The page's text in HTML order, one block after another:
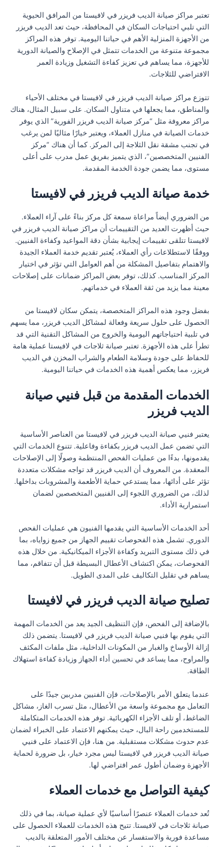
تعتبر مراكز صيانة الديب فريزر في لافيستا من المرافق الحيوية
التي تلبي احتياجات السكان في المحافظة، حيث تعد الديب فريزر
من الأجهزة المنزلية الأهم في حياتنا اليومية. توفر هذه المراكز
مجموعة متنوعة من الخدمات تتمثل في الإصلاح والصيانة الدورية
للأجهزة، مما يساهم في تعزيز كفاءة التشغيل وزيادة العمر
الافتراضي للثلاجات.
تتوزع مراكز صيانة الديب فريزر في لافيستا في مختلف الأحياء
والمناطق، مما يجعلها في متناول السكان. على سبيل المثال، هناك
مراكز معروفة مثل “مركز صيانة الديب فريزر الفورية” الذي يوفر
خدمات الصيانة في منازل العملاء، ويعتبر خيارًا مثاليًا لمن يرغب
في تجنب مشقة نقل الثلاجة إلى المركز. كما أن هناك “مركز
الفنيين المتخصصين”، الذي يتميز بفريق عمل مدرب على أعلى
مستوى، مما يضمن جودة الخدمة المقدمة.
خدمة صيانة الديب فريزر في لافيستا
من الضروري أيضاً مراعاة سمعة كل مركز بناءً على آراء العملاء.
حيث أظهرت العديد من التقييمات أن مراكز صيانة الديب فريزر في
لافيستا تتلقى تقييمات إيجابية بشأن دقة المواعيد وكفاءة الفنيين.
ووفقًا لاستطلاعات رأي العملاء، يُعتبر تقديم خدمة العملاء الجيدة
والاهتمام بتفاصيل المشكلة من أهم العوامل التي تؤثر في اختيار
المركز المناسب. كذلك، توفر بعض المراكز ضمانات على إصلاحات
معينة مما يزيد من ثقة العملاء في خدماتهم.
بفضل وجود هذه المراكز المتخصصة، يتمكن سكان لافيستا من
الحصول على حلول سريعة وفعالة لمشاكل الديب فريزر، مما يسهم
في تلبية احتياجاتهم اليومية والخروج من المشاكل التقنية التي قد
تطرأ على هذه الأجهزة. تعتبر صيانة ثلاجات في لافيستا عملية هامة
للحفاظ على جودة وسلامة الطعام والشراب المخزن في الديب
فريزر، مما يعكس أهمية هذه الخدمات في حياتنا اليومية.
الخدمات المقدمة من قبل فنيي صيانة
الديب فريزر
يعتبر فنيي صيانة الديب فريزر في لافيستا من العناصر الأساسية
التي تضمن عمل الديب فريزر بكفاءة وفاعلية. تتنوع الخدمات التي
يقدمونها، بدءًا من عمليات الفحص المنتظمة وصولًا إلى الإصلاحات
المعقدة. من المعروف أن الديب فريزر قد تواجه مشكلات متعددة
تؤثر على أدائها، مما يستدعي حماية الأطعمة والمشروبات بداخلها.
لذلك، من الضروري اللجوء إلى الفنيين المتخصصين لضمان
استمرارية الأداء.
أحد الخدمات الأساسية التي يقدمها الفنيون هي عمليات الفحص
الدوري. تشمل هذه الفحوصات تقييم الجهاز من جميع زواياه، بما
في ذلك مستوى التبريد وكفاءة الأجزاء الميكانيكية. من خلال هذه
الفحوصات، يمكن اكتشاف الأعطال البسيطة قبل أن تتفاقم، مما
يساهم في تقليل التكاليف على المدى الطويل.
تصليح صيانة الديب فريزر في لافيستا
بالإضافة إلى الفحص، فإن التنظيف الجيد يعد من الخدمات المهمة
التي يقوم بها فنيي صيانة الديب فريزر في لافيستا. يتضمن ذلك
إزالة الأوساخ والغبار من المكونات الداخلية، مثل ملفات المكثف
والمراوح، مما يساعد في تحسين أداء الجهاز وزيادة كفاءة استهلاك
الطاقة.
عندما يتعلق الأمر بالإصلاحات، فإن الفنيين مدربين جيدًا على
التعامل مع مجموعة واسعة من الأعطال، مثل تسرب الغاز، مشاكل
الضاغط، أو تلف الأجزاء الكهربائية. توفر هذه الخدمات المتكاملة
للمستخدمين راحة البال، حيث يمكنهم الاعتماد على الخبراء لضمان
عدم حدوث مشكلات مستقبلية. من هنا، فإن الاعتماد على فنيي
صيانة الديب فريزر في لافيستا ليس مجرد خيار، بل ضرورة لحماية
الأجهزة وضمان أطول عمر افتراضي لها.
كيفية التواصل مع خدمات العملاء
تُعد خدمات العملاء عنصرًا أساسيًا لأي عملية صيانة، بما في ذلك
صيانة ثلاجات في لافيستا. تتيح هذه الخدمات للعملاء الحصول على
مساعدة فورية والاستفسار عن مختلف الأمور المتعلقة بالديب